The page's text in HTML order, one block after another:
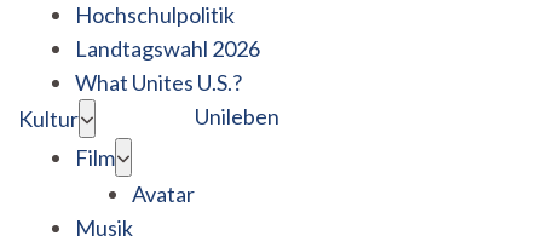
Hochschulpolitik
Landtagswahl 2026
What Unites U.S.?
Kultur
Film
Avatar
Musik
Unileben